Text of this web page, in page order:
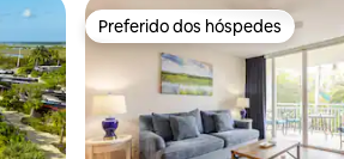
Preferido dos hóspedes
Preferido dos hóspedes